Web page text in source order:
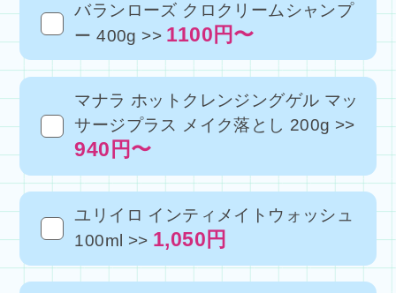
バランローズ クロクリームシャンプ
ー 400g >> 1100円〜
マナラ ホットクレンジングゲル マッ
サージプラス メイク落とし 200g >>
940円〜
ユリイロ インティメイトウォッシュ
100ml >> 1,050円